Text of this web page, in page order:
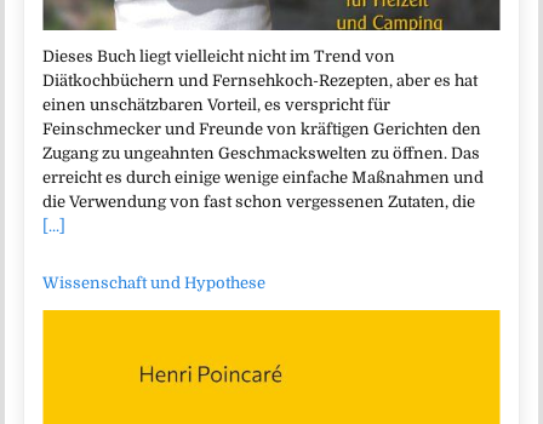
Dieses Buch liegt vielleicht nicht im Trend von
Diätkochbüchern und Fernsehkoch-Rezepten, aber es hat
einen unschätzbaren Vorteil, es verspricht für
Feinschmecker und Freunde von kräftigen Gerichten den
Zugang zu ungeahnten Geschmackswelten zu öffnen. Das
erreicht es durch einige wenige einfache Maßnahmen und
die Verwendung von fast schon vergessenen Zutaten, die
[...]
Wissenschaft und Hypothese